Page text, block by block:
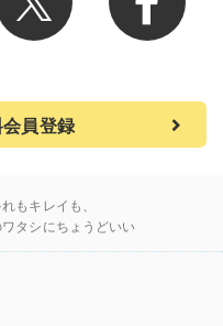
員登録
もキレイも、
タシにちょうどいい